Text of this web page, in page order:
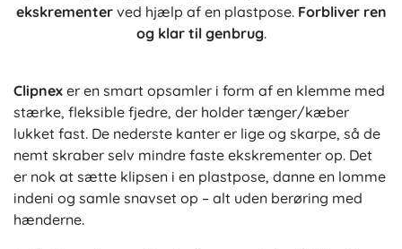
ekskrementerved hjælp af en plastpose. Forbliver ren
og klar til genbrug.
Clipnex er en smart opsamler i form af en klemme med
stærke, fleksible fjedre, der holder tænger/kæber
lukket fast. De nederste kanter er lige og skarpe, så de
nemt skraber selv mindre faste ekskrementer op. Det
er nok at sætte klipsen i en plastpose, danne en lomme
indeni og samle snavset op – alt uden berøring med
hænderne.